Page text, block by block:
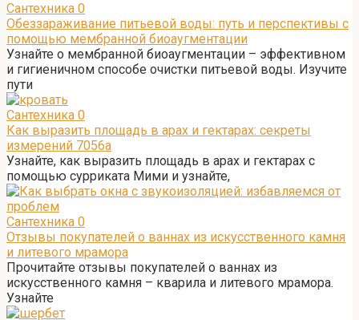
Сантехника 0
Обеззараживание питьевой воды: путь и перспективы с
помощью мембранной биоаугментации
Узнайте о мембранной биоаугментации – эффективном
и гигиеничном способе очистки питьевой воды. Изучите
пути
Сантехника 0
Как выразить площадь в арах и гектарах: секреты
измерений 7056а
Узнайте, как выразить площадь в арах и гектарах с
помощью сурриката Мими и узнайте,
Сантехника 0
Отзывы покупателей о ваннах из искусственного камня
и литевого мрамора
Прочитайте отзывы покупателей о ваннах из
искусственного камня – кварила и литевого мрамора.
Узнайте